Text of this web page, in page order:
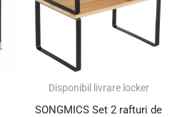
Disponibil livrare locker
SONGMICS Set 2 rafturi de